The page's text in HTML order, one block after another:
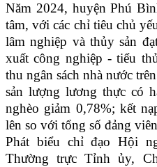
Năm 2024, huyện Phú
tâm, với các chỉ tiêu chủ
lâm nghiệp và thủy sản
xuất công nghiệp - tiểu
thu ngân sách nhà nước
sản lượng lương thực có
nghèo giảm 0,78%; kết
lên so với tổng số đảng
Phát biểu chỉ đạo Hội
Thường trực Tỉnh ủy,